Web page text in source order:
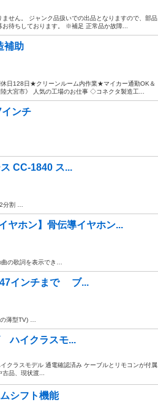
せん。 ジャンク品扱いでの出品となりますので、部品
待ちしております。 ※補足 正常品か故障...
補助
日128日★クリーンルーム内作業★マイカー通勤OK＆
大宮市》 人気の工場のお仕事 ◇コネクタ製造工...
ンチ
CC-1840 ス...
分割 …
ヤホン】骨伝導イヤホン...
の歌詞を表示でき…
インチまで ブ...
薄型TV) …
ハイクラスモ...
ラスモデル 通電確認済み ケーブルとリモコンが付属
品、現状渡...
シフト機能